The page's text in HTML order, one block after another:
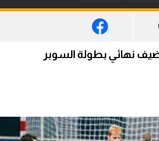
نهائي بطولة السوبر